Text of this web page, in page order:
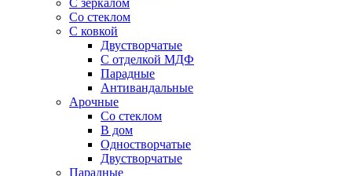
Со стеклом
С ковкой
Двустворчатые
С отделкой МДФ
Парадные
Антивандальные
Арочные
Со стеклом
В дом
Одностворчатые
Двустворчатые
Парадные